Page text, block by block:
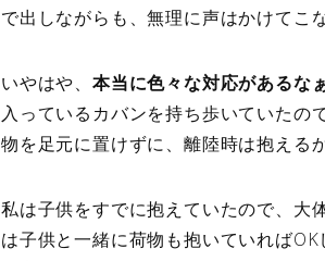
で出しながらも、無理に声はかけてこ
いやはや、 本当に色々な対応があるな
入っているカバンを持ち歩いていたの
物を足元に置けずに、離陸時は抱える
私は子供をすでに抱えていたので、大
は子供と一緒に荷物も抱いていれば